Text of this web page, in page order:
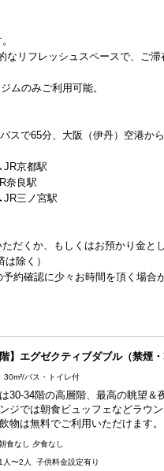
リフレッシュスペースで、ご
ムのみご利用可能。
スで65分、大阪（伊丹）空港か
京都駅
奈良駅
三ノ宮駅
だくか、もしくはお預かり金と
除く）
約確認に少々お時間を頂く場合
階】エグゼクティブダブル（禁煙・
30m²/バス・トイレ付
30-34階の高層階、最高の眺望＆
ジでは朝食ビュッフェなどラウ
物は無料でご利用いただけます。
食なし 夕食なし
1人〜2人 子供料金設定有り